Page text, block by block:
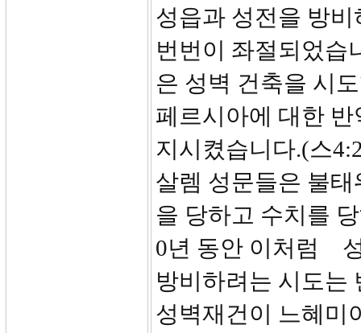
성읍과 성전을 방
번번이 좌절되었습
은 성벽 건축을 시
페르시아에 대한
지시켰습니다.(스
살렘 성문들은 불
을 당하고 수치를
0년 동안 이처럼
방비하려는 시도는
성벽재건이 느혜미